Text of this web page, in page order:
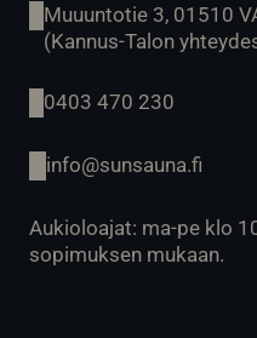
Muuuntotie 3, 01510
(Kannus-Talon
0403 470 230
info@sunsauna.fi
Aukioloajat: ma-pe klo
sopimuksen mukaan.